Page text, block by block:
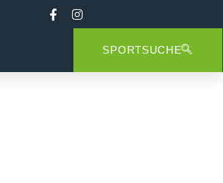
SPORTSUCHE